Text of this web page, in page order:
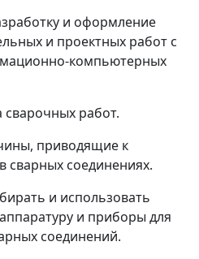
и оформление
и проектных работ с
компьютерных
сварочных работ.
приводящие к
сварных соединениях.
и использовать
и приборы для
соединений.